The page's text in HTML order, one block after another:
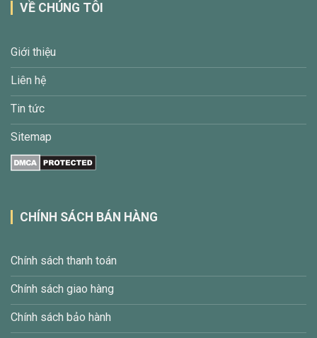
VỀ CHÚNG TÔI
Giới thiệu
Liên hệ
Tin tức
Sitemap
CHÍNH SÁCH BÁN HÀNG
Chính sách thanh toán
Chính sách giao hàng
Chính sách bảo hành